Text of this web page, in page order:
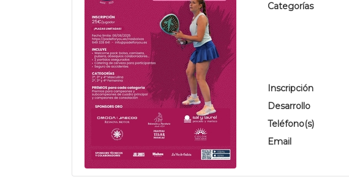
Categorías
Inscripción
Desarrollo
Teléfono(s)
Email